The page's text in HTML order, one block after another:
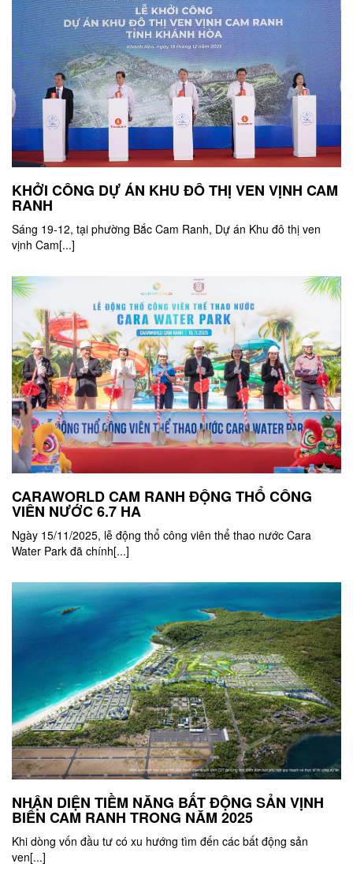
KHỞI CÔNG DỰ ÁN KHU ĐÔ THỊ VEN VỊNH CAM
RANH
Sáng 19-12, tại phường Bắc Cam Ranh, Dự án Khu đô thị ven
vịnh Cam[...]
CARAWORLD CAM RANH ĐỘNG THỔ CÔNG
VIÊN NƯỚC 6.7 HA
Ngày 15/11/2025, lễ động thổ công viên thể thao nước Cara
Water Park đã chính[...]
NHẬN DIỆN TIỀM NĂNG BẤT ĐỘNG SẢN VỊNH
BIỂN CAM RANH TRONG NĂM 2025
Khi dòng vốn đầu tư có xu hướng tìm đến các bất động sản
ven[...]